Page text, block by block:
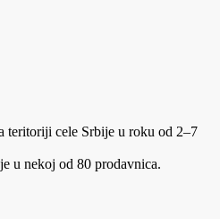
teritoriji cele Srbije u roku od 2–7
u nekoj od 80 prodavnica.